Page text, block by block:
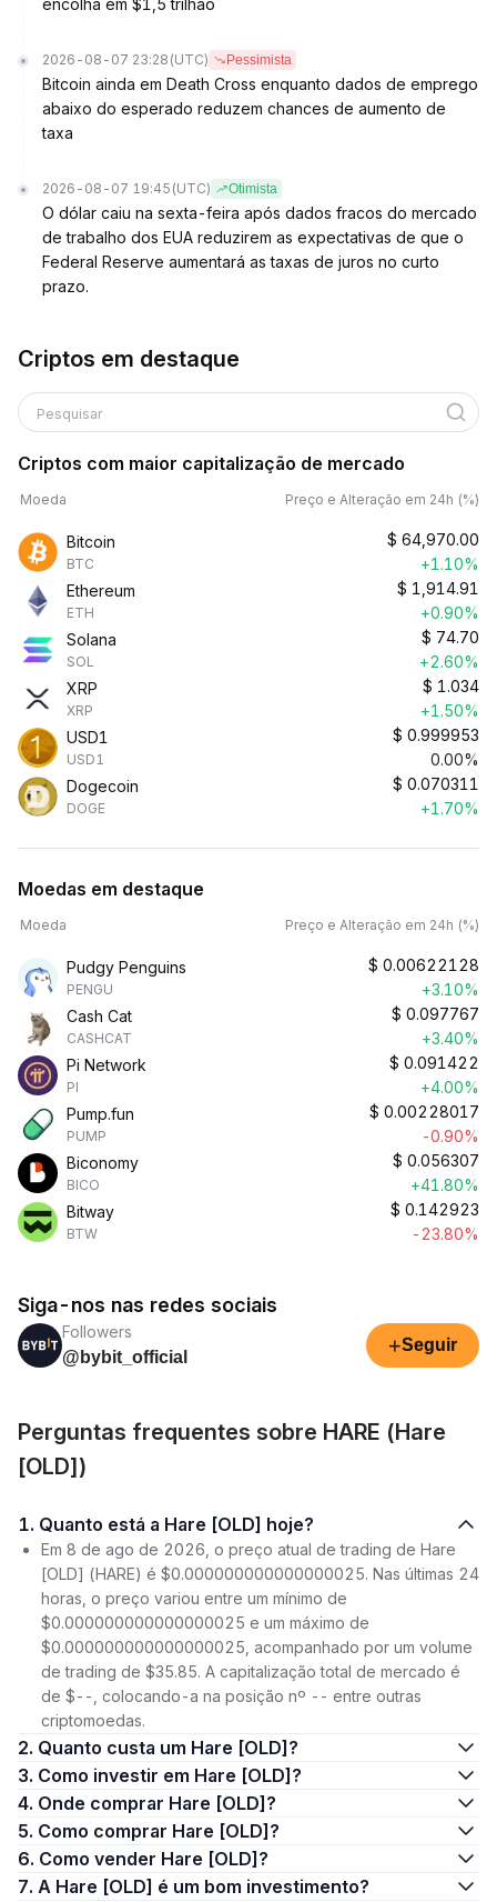
encolha em $1,5 trilhão
2026-08-07 23:28 (UTC) Pessimista
Bitcoin ainda em Death Cross enquanto dados de emprego
abaixo do esperado reduzem chances de aumento de
taxa
2026-08-07 19:45 (UTC) Otimista
O dólar caiu na sexta-feira após dados fracos do mercado
de trabalho dos EUA reduzirem as expectativas de que o
Federal Reserve aumentará as taxas de juros no curto
prazo.
Criptos em destaque
Pesquisar
Criptos com maior capitalização de mercado
Moeda Preço e Alteração em 24h (%)
Bitcoin
BTC
$ 64,970.00
+1.10%
Ethereum
ETH
$ 1,914.91
+0.90%
Solana
SOL
$ 74.70
+2.60%
XRP
XRP
$ 1.034
+1.50%
USD1
USD1
$ 0.999953
0.00%
Dogecoin
DOGE
$ 0.070311
+1.70%
Moedas em destaque
Moeda Preço e Alteração em 24h (%)
Pudgy Penguins
PENGU
$ 0.00622128
+3.10%
Cash Cat
CASHCAT
$ 0.097767
+3.40%
Pi Network
PI
$ 0.091422
+4.00%
Pump.fun
PUMP
$ 0.00228017
-0.90%
Biconomy
BICO
$ 0.056307
+41.80%
Bitway
BTW
$ 0.142923
-23.80%
Siga-nos nas redes sociais
Followers
@bybit_official
+Seguir
Perguntas frequentes sobre HARE (Hare
[OLD])
1. Quanto está a Hare [OLD] hoje?
Em 8 de ago de 2026, o preço atual de trading de Hare
[OLD] (HARE) é $0.000000000000000025. Nas últimas 24
horas, o preço variou entre um mínimo de
$0.000000000000000025 e um máximo de
$0.000000000000000025, acompanhado por um volume
de trading de $35.85. A capitalização total de mercado é
de $--, colocando-a na posição nº -- entre outras
criptomoedas.
2. Quanto custa um Hare [OLD]?
3. Como investir em Hare [OLD]?
4. Onde comprar Hare [OLD]?
5. Como comprar Hare [OLD]?
6. Como vender Hare [OLD]?
7. A Hare [OLD] é um bom investimento?